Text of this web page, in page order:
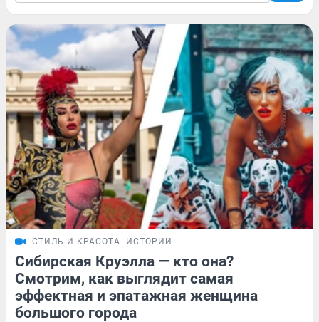
СТИЛЬ И КРАСОТА ИСТОРИИ
Сибирская Круэлла — кто она?
Смотрим, как выглядит самая
эффектная и эпатажная женщина
большого города